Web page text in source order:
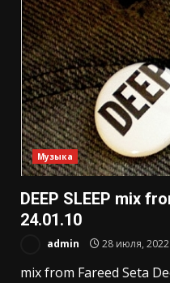
Музыка
DEEP SLEEP mix
24.01.10
admin 28 июля, 2022
mix from Fareed Seta